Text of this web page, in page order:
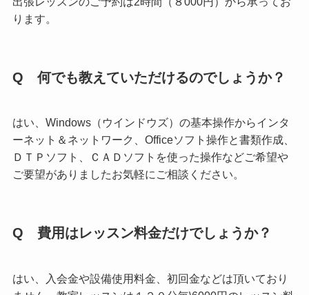
ります。
Q 何でも教えていただけるのでしょうか？
はい、Windows（ウインドウズ）の基本操作からインタ
ーネット＆ネットワーク、Officeソフト操作と書類作成、
ＤＴＰソフト、ＣＡＤソフトを使った操作などご希望や
ご要望がありましたお気軽にご相談ください。
Q 費用はレッスン料金だけでしょうか？
はい、入会金や設備使用料金、初回金などは頂いており